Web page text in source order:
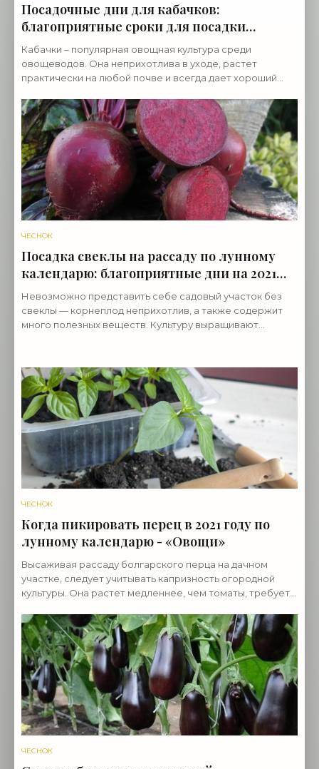
Посадочные дни для кабачков:
благоприятные сроки для посадки
рассады в 2021 году в Подмосковье -
«Овощи»
Кабачки – популярная овощная культура среди
овощеводов. Она неприхотлива в уходе, растет
практически на любой почве и всегда дает хороший
теплолюбивость и
ЧЕСНОК
Посадка свеклы на рассаду по лунному
календарю: благоприятные дни на 2021
год - «Овощи»
Невозможно представить себе садовый участок без
свеклы — корнеплод неприхотлив, а также содержит
много полезных веществ. Культуру выращивают
ЧЕСНОК
Когда пикировать перец в 2021 году по
лунному календарю - «Овощи»
Высаживая рассаду болгарского перца на дачном
участке, следует учитывать капризность огородной
культуры. Она растет медленнее, чем томаты, требует
ЧЕСНОК